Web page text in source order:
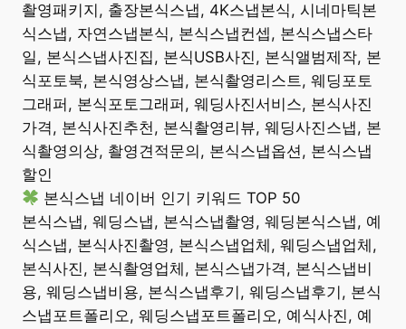
촬영패키지, 출장본식스냅, 4K스냅본식, 시네마틱본
식스냅, 자연스냅본식, 본식스냅컨셉, 본식스냅스타
일, 본식스냅사진집, 본식USB사진, 본식앨범제작, 본
식포토북, 본식영상스냅, 본식촬영리스트, 웨딩포토
그래퍼, 본식포토그래퍼, 웨딩사진서비스, 본식사진
가격, 본식사진추천, 본식촬영리뷰, 웨딩사진스냅, 본
식촬영의상, 촬영견적문의, 본식스냅옵션, 본식스냅
할인
본식스냅 네이버 인기 키워드 TOP 50
본식스냅, 웨딩스냅, 본식스냅촬영, 웨딩본식스냅, 예
식스냅, 본식사진촬영, 본식스냅업체, 웨딩스냅업체,
본식사진, 본식촬영업체, 본식스냅가격, 본식스냅비
용, 웨딩스냅비용, 본식스냅후기, 웨딩스냅후기, 본식
스냅포트폴리오, 웨딩스냅포트폴리오, 예식사진, 예